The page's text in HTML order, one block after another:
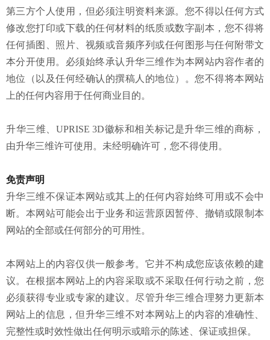
第三方个人使用，但必须注明资料来源。您不得以任何方式
修改您打印或下载的任何材料的纸质或数字副本，您不得将
任何插图、照片、视频或音频序列或任何图形与任何附带文
本分开使用。必须始终承认升华三维作为本网站内容作者的
地位（以及任何经确认的撰稿人的地位）。您不得将本网站
上的任何内容用于任何商业目的。
升华三维、UPRISE 3D徽标和相关标记是升华三维的商标，
由升华三维许可使用。未经明确许可，您不得使用。
免责声明
升华三维不保证本网站或其上的任何内容始终可用或不会中
断。本网站可能会出于业务和运营原因暂停、撤销或限制本
网站的全部或任何部分的可用性。
本网站上的内容仅供一般参考。它并不构成您应该依赖的建
议。在根据本网站上的内容采取或不采取任何行动之前，您
必须获得专业或专家的建议。尽管升华三维合理努力更新本
网站上的信息，但升华三维不对本网站上的内容的准确性、
完整性或时效性做出任何明示或暗示的陈述、保证或担保。